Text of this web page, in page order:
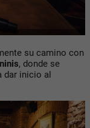
su camino con
, donde se
dar inicio al